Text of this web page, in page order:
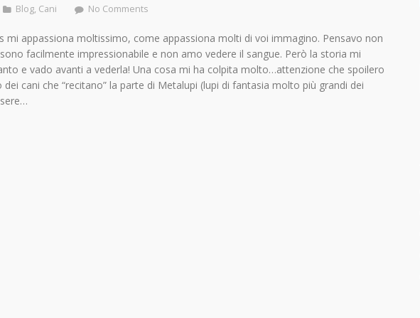
Blog, Cani No Comments
mi appassiona moltissimo, come appassiona molti di voi immagino. Pensavo non
facilmente impressionabile e non amo vedere il sangue. Però la storia mi
e vado avanti a vederla! Una cosa mi ha colpita molto…attenzione che spoilero
cani che “recitano” la parte di Metalupi (lupi di fantasia molto più grandi dei